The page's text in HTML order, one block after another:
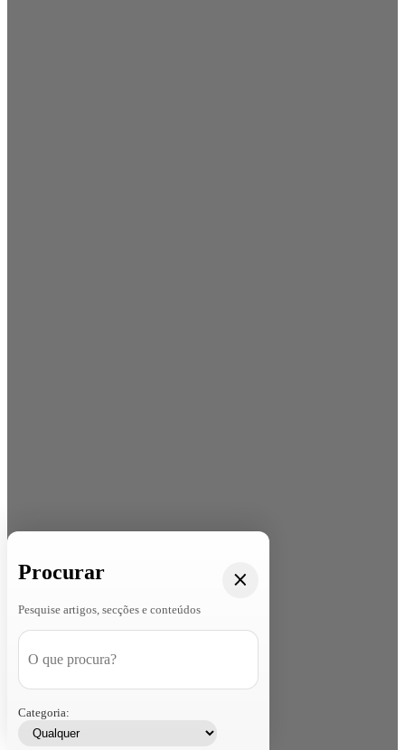
Procurar
Pesquise artigos, secções e conteúdos
Categoria: